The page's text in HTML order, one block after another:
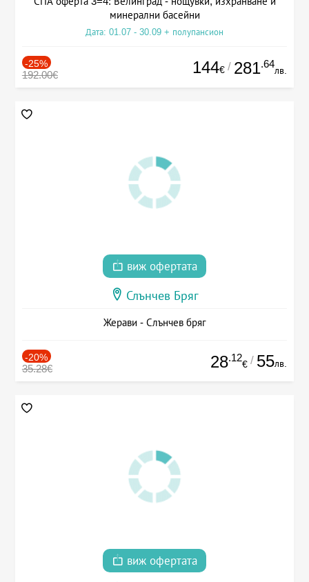
минерални басейни
Дата: 01.07 - 30.09 + полупансион
-25%
192.00€ 144€ / 281.64
лв.
виж офертата
Слънчев Бряг
Жерави - Слънчев бряг
-20%
35.28€ 28.12
€ / 55лв.
виж офертата